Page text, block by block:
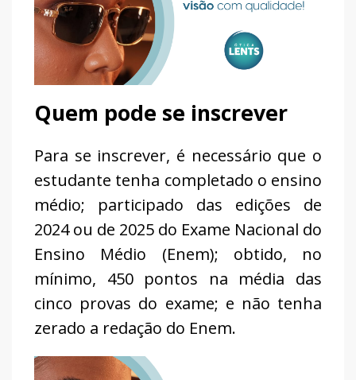
Quem pode se inscrever
Para se inscrever, é necessário que o
estudante tenha completado o ensino
médio; participado das edições de
2024 ou de 2025 do Exame Nacional do
Ensino Médio (Enem); obtido, no
mínimo, 450 pontos na média das
cinco provas do exame; e não tenha
zerado a redação do Enem.